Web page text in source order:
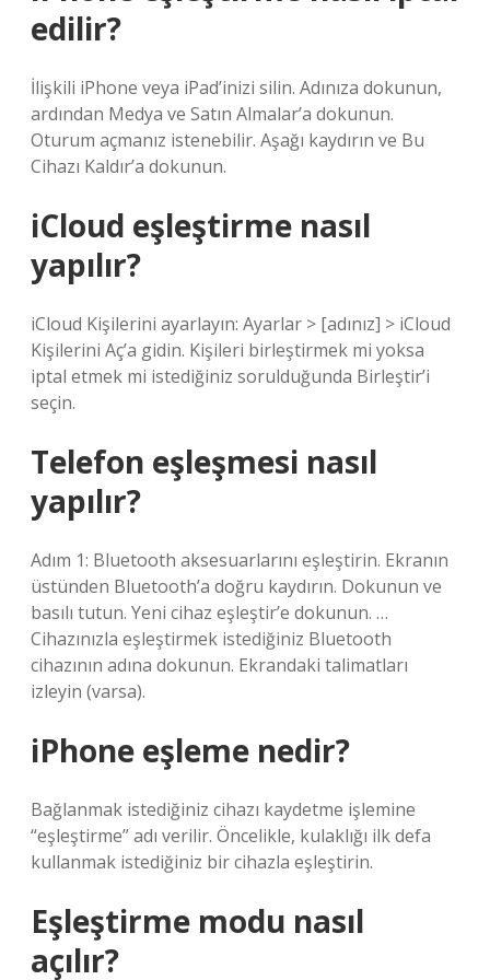
edilir?
İlişkili iPhone veya iPad’inizi silin. Adınıza dokunun,
ardından Medya ve Satın Almalar’a dokunun.
Oturum açmanız istenebilir. Aşağı kaydırın ve Bu
Cihazı Kaldır’a dokunun.
iCloud eşleştirme nasıl
yapılır?
iCloud Kişilerini ayarlayın: Ayarlar > [adınız] > iCloud
Kişilerini Aç’a gidin. Kişileri birleştirmek mi yoksa
iptal etmek mi istediğiniz sorulduğunda Birleştir’i
seçin.
Telefon eşleşmesi nasıl
yapılır?
Adım 1: Bluetooth aksesuarlarını eşleştirin. Ekranın
üstünden Bluetooth’a doğru kaydırın. Dokunun ve
basılı tutun. Yeni cihaz eşleştir’e dokunun. …
Cihazınızla eşleştirmek istediğiniz Bluetooth
cihazının adına dokunun. Ekrandaki talimatları
izleyin (varsa).
iPhone eşleme nedir?
Bağlanmak istediğiniz cihazı kaydetme işlemine
“eşleştirme” adı verilir. Öncelikle, kulaklığı ilk defa
kullanmak istediğiniz bir cihazla eşleştirin.
Eşleştirme modu nasıl
açılır?